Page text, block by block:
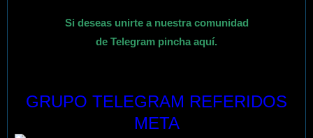
Si deseas unirte a nuestra comunidad
de Telegram pincha aquí.
GRUPO TELEGRAM REFERIDOS
META